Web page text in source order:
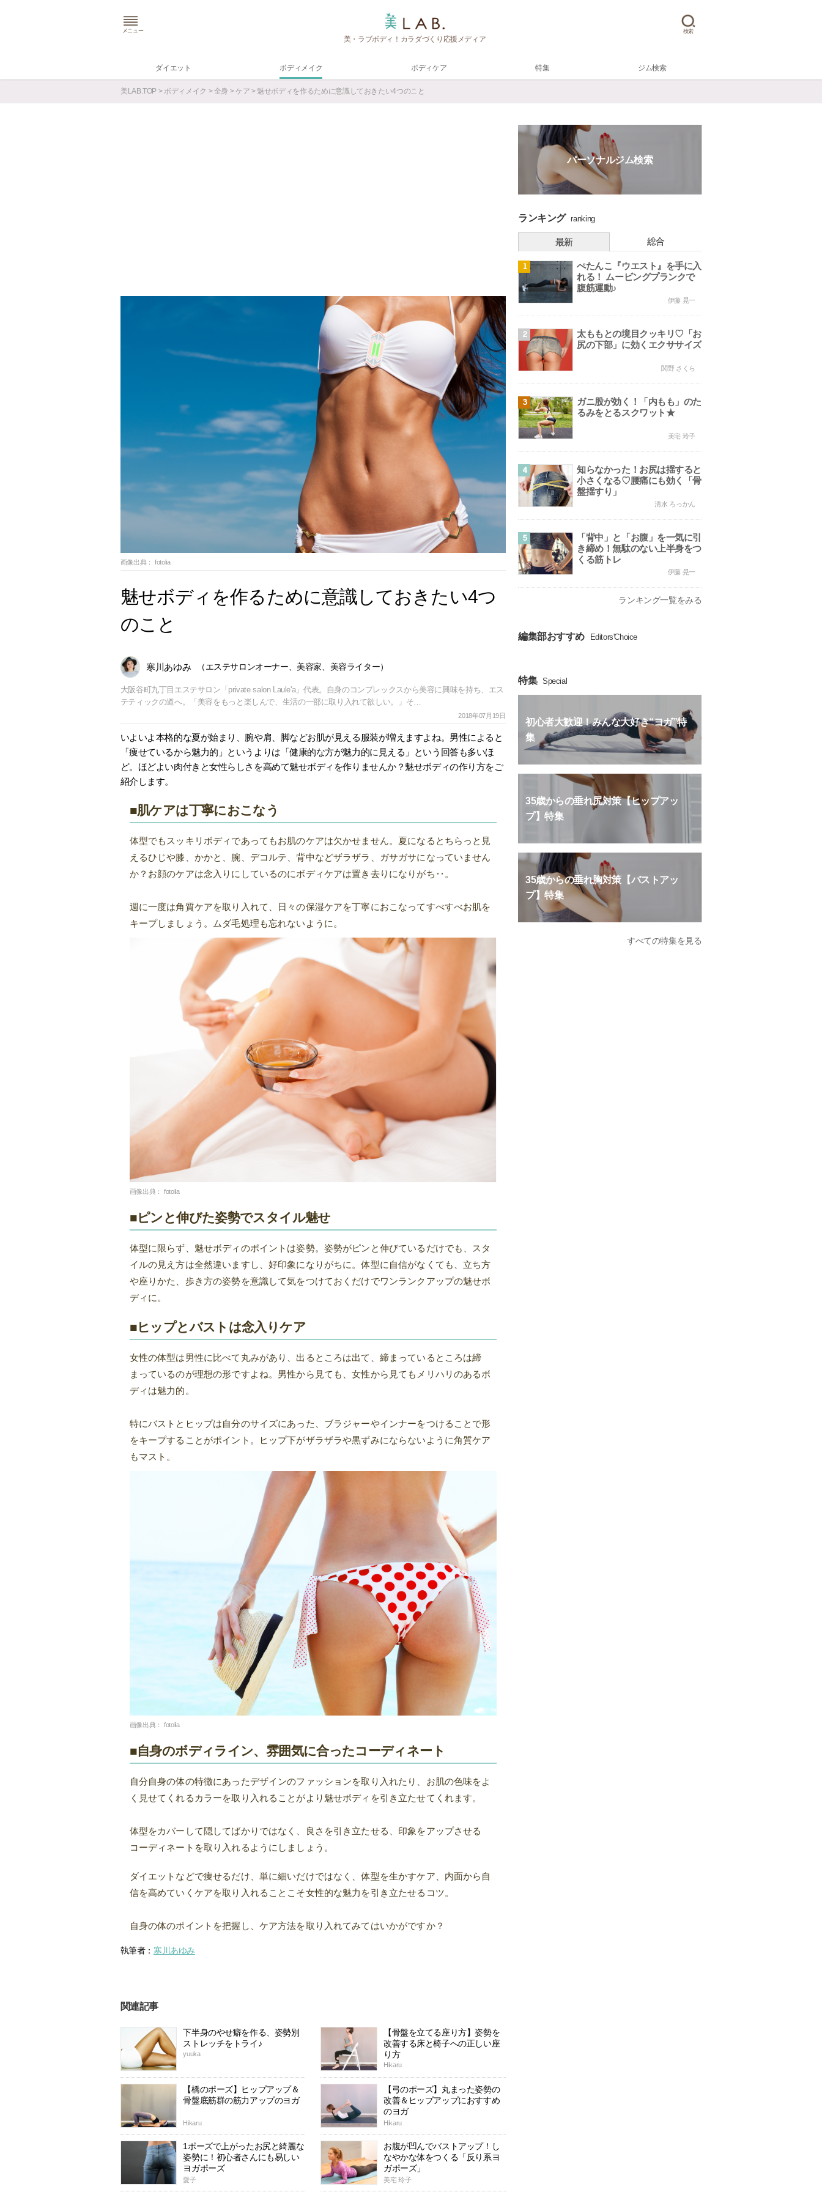
メニュー
美・ラブボディ！カラダづくり応援メディア
検索
ダイエット ボディメイク ボディケア 特集 ジム検索
美LAB.TOP > ボディメイク >全身 >ケア > 魅せボディを作るために意識しておきたい4つのこと
画像出典： fotolia
魅せボディを作るために意識しておきたい4つ
のこと
寒川あゆみ （エステサロンオーナー、美容家、美容ライター）
大阪谷町九丁目エステサロン「private salon Laule'a」代表。自身のコンプレックスから美容に興味を持ち、エス
テティックの道へ。「美容をもっと楽しんで、生活の一部に取り入れて欲しい。」そ…
2018年07月19日
いよいよ本格的な夏が始まり、腕や肩、脚などお肌が見える服装が増えますよね。男性によると
「痩せているから魅力的」というよりは「健康的な方が魅力的に見える」という回答も多いほ
ど。ほどよい肉付きと女性らしさを高めて魅せボディを作りませんか？魅せボディの作り方をご
紹介します。
■肌ケアは丁寧におこなう
体型でもスッキリボディであってもお肌のケアは欠かせません。夏になるとちらっと見
えるひじや膝、かかと、腕、デコルテ、背中などザラザラ、ガサガサになっていません
か？お顔のケアは念入りにしているのにボディケアは置き去りになりがち‥。
週に一度は角質ケアを取り入れて、日々の保湿ケアを丁寧におこなってすべすべお肌を
キープしましょう。ムダ毛処理も忘れないように。
画像出典： fotolia
■ピンと伸びた姿勢でスタイル魅せ
体型に限らず、魅せボディのポイントは姿勢。姿勢がピンと伸びているだけでも、スタ
イルの見え方は全然違いますし、好印象になりがちに。体型に自信がなくても、立ち方
や座りかた、歩き方の姿勢を意識して気をつけておくだけでワンランクアップの魅せボ
ディに。
■ヒップとバストは念入りケア
女性の体型は男性に比べて丸みがあり、出るところは出て、締まっているところは締
まっているのが理想の形ですよね。男性から見ても、女性から見てもメリハリのあるボ
ディは魅力的。
特にバストとヒップは自分のサイズにあった、ブラジャーやインナーをつけることで形
をキープすることがポイント。ヒップ下がザラザラや黒ずみにならないように角質ケア
もマスト。
画像出典： fotolia
■自身のボディライン、雰囲気に合ったコーディネート
自分自身の体の特徴にあったデザインのファッションを取り入れたり、お肌の色味をよ
く見せてくれるカラーを取り入れることがより魅せボディを引き立たせてくれます。
体型をカバーして隠してばかりではなく、良さを引き立たせる、印象をアップさせる
コーディネートを取り入れるようにしましょう。
ダイエットなどで痩せるだけ、単に細いだけではなく、体型を生かすケア、内面から自
信を高めていくケアを取り入れることこそ女性的な魅力を引き立たせるコツ。
自身の体のポイントを把握し、ケア方法を取り入れてみてはいかがですか？
執筆者：寒川あゆみ
関連記事
下半身のやせ癖を作る、姿勢別
ストレッチをトライ♪
yuuka
【骨盤を立てる座り方】姿勢を
改善する床と椅子への正しい座
り方
Hikaru
【橋のポーズ】ヒップアップ＆
骨盤底筋群の筋力アップのヨガ
Hikaru
【弓のポーズ】丸まった姿勢の
改善＆ヒップアップにおすすめ
のヨガ
Hikaru
1ポーズで上がったお尻と綺麗な
姿勢に！初心者さんにも易しい
ヨガポーズ
愛子
お腹が凹んでバストアップ！し
なやかな体をつくる「反り系ヨ
ガポーズ」
美宅 玲子
パーソナルジム検索
ランキング ranking
最新 総合
1
ぺたんこ『ウエスト』を手に入
れる！ ムービングプランクで
腹筋運動♪
伊藤 晃一
2
太ももとの境目クッキリ♡「お
尻の下部」に効くエクササイズ
関野 さくら
3
ガニ股が効く！「内もも」のた
るみをとるスクワット★
美宅 玲子
4
知らなかった！お尻は揺すると
小さくなる♡腰痛にも効く「骨
盤揺すり」
清水 ろっかん
5
「背中」と「お腹」を一気に引
き締め！無駄のない上半身をつ
くる筋トレ
伊藤 晃一
ランキング一覧をみる
編集部おすすめ Editors'Choice
特集 Special
初心者大歓迎！みんな大好き“ヨガ”特
集
35歳からの垂れ尻対策【ヒップアッ
プ】特集
35歳からの垂れ胸対策【バストアッ
プ】特集
すべての特集を見る